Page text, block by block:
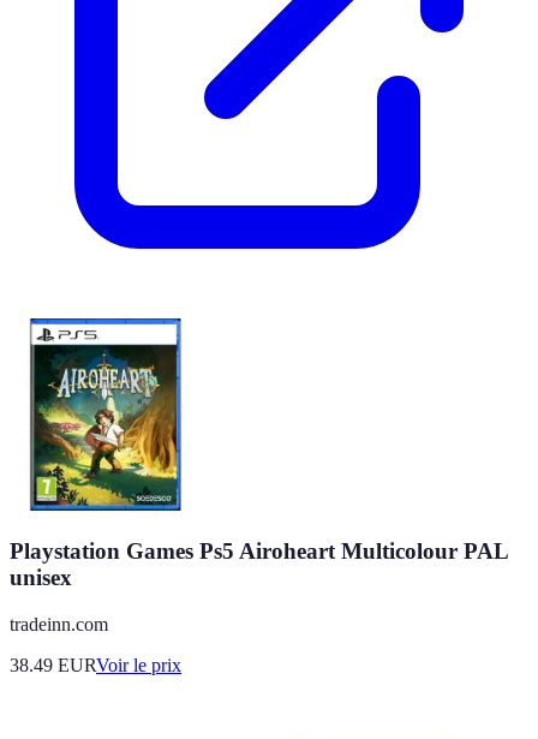
Playstation Games Ps5 Airoheart Multicolour PAL
unisex
tradeinn.com
38.49 EURVoir le prix